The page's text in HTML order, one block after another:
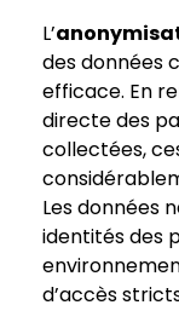
L’
des données
efficace. En
directe des
collectées,
Les données
identités des
d’accès